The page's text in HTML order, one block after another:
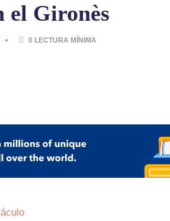
el Gironès
0 LECTURA MÍNIMA